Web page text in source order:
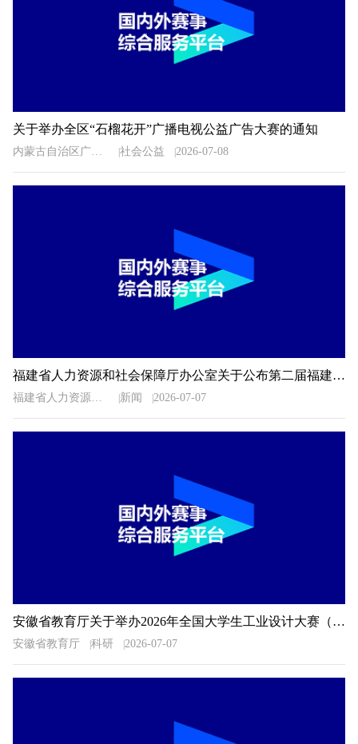
关于举办全区“石榴花开”广播电视公益广告大赛的通知
内蒙古自治区广播电视局 社会公益 2026-07-08
福建省人力资源和社会保障厅办公室关于公布第二届福建省“青春之歌”创业创新大赛获奖名单的通知
福建省人力资源和社会保障厅办公室 新闻 2026-07-07
安徽省教育厅关于举办2026年全国大学生工业设计大赛（安徽赛区）的通知
安徽省教育厅 科研 2026-07-07